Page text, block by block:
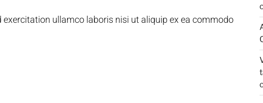
ullamco laboris nisi ut aliquip ex ea commodo